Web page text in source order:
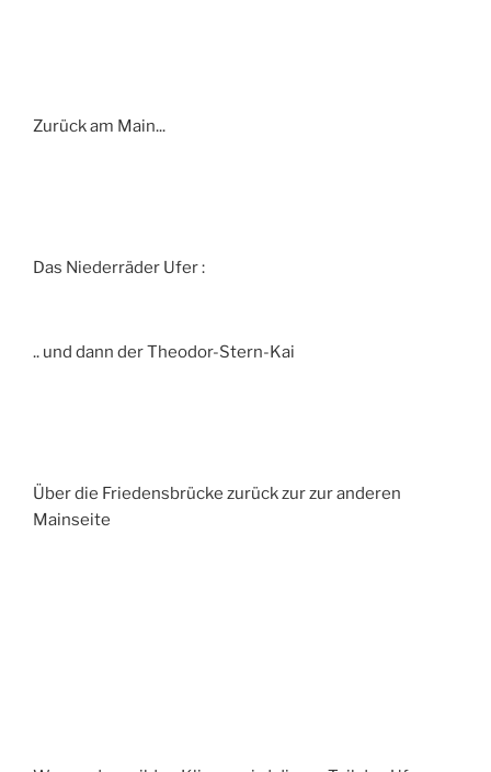
Zurück am Main...
Das Niederräder Ufer :
.. und dann der Theodor-Stern-Kai
Über die Friedensbrücke zurück zur zur anderen
Mainseite